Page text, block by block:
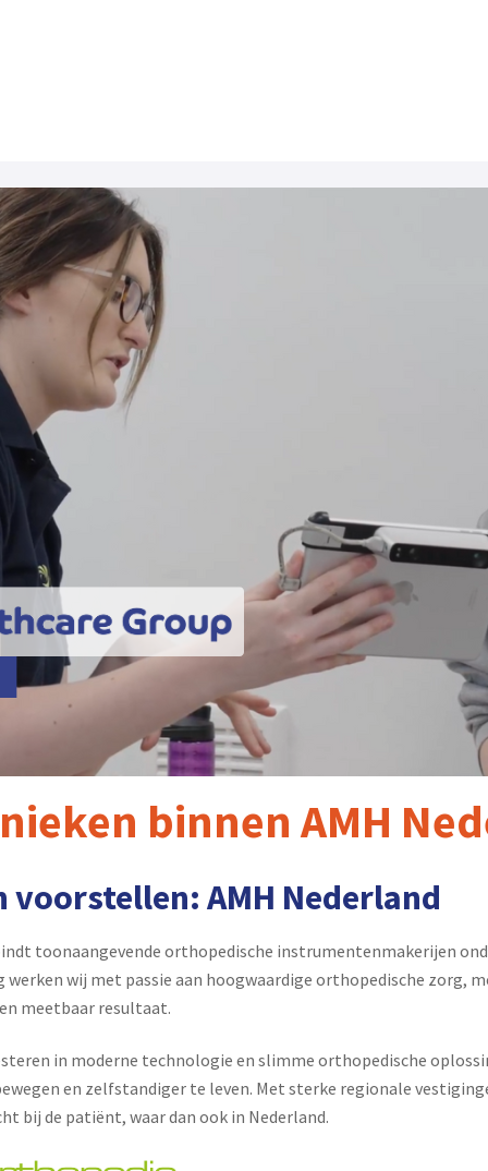
binnen AMH
voorstellen: AMH Nederland
toonaangevende orthopedische instrumentenmakerijen
werken wij met passie aan hoogwaardige orthopedische zorg,
meetbaar resultaat.
in moderne technologie en slimme orthopedische
en zelfstandiger te leven. Met sterke regionale
bij de patiënt, waar dan ook in Nederland.